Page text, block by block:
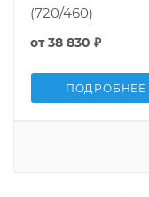
(720/460)
от38 830 ₽
ПОДРОБНЕЕ